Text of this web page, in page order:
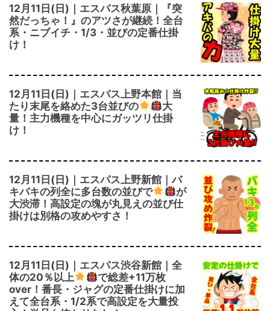
12月11日(日)｜エスパス秋葉原｜『突
然だっちゃ！』のアツさが継続！全台
系・ニブイチ・1/3・並びの定番仕掛
け！
12月11日(日)｜エスパス上野本館｜当
たり末尾を絡めた3台並びの
大
量！主力機種を中心にガッツリ仕掛
け！
12月11日(日)｜エスパス上野新館｜バ
キバキの列全に多台数の並びで
が
大渋滞！高設定の塊が丸見えの並び仕
掛けは別格の攻めやすさ！
12月11日(日)｜エスパス渋谷新館｜全
体の20％以上
で総差+11万枚
over！番長・ジャグの定番仕掛けに加
えて全台系・1/2系で高設定を大量投